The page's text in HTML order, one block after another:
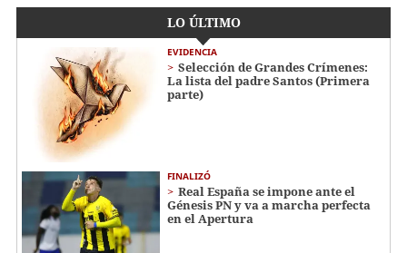
LO ÚLTIMO
EVIDENCIA
Selección de Grandes Crímenes:
La lista del padre Santos (Primera
parte)
FINALIZÓ
Real España se impone ante el
Génesis PN y va a marcha perfecta
en el Apertura